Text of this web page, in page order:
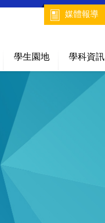
媒體報導
學生園地 學科資訊